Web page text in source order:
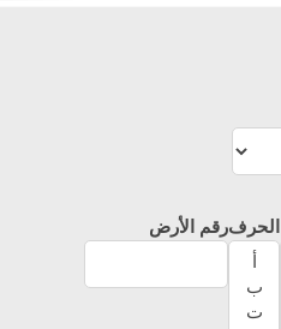
الحرفرقم الأرض